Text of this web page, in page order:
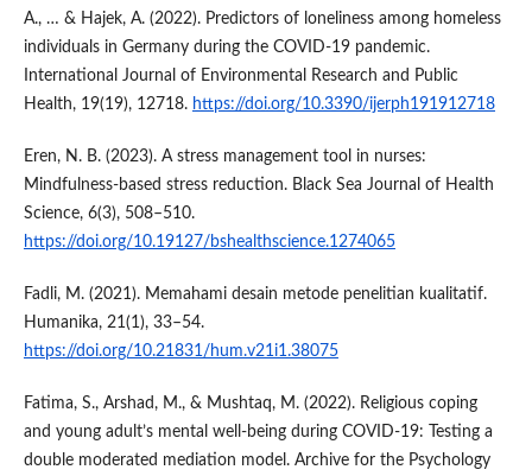
A., … & Hajek, A. (2022). Predictors of loneliness among homeless
individuals in Germany during the COVID-19 pandemic.
International Journal of Environmental Research and Public
Health, 19(19), 12718. https://doi.org/10.3390/ijerph191912718
Eren, N. B. (2023). A stress management tool in nurses:
Mindfulness-based stress reduction. Black Sea Journal of Health
Science, 6(3), 508–510.
https://doi.org/10.19127/bshealthscience.1274065
Fadli, M. (2021). Memahami desain metode penelitian kualitatif.
Humanika, 21(1), 33–54.
https://doi.org/10.21831/hum.v21i1.38075
Fatima, S., Arshad, M., & Mushtaq, M. (2022). Religious coping
and young adult’s mental well-being during COVID-19: Testing a
double moderated mediation model. Archive for the Psychology